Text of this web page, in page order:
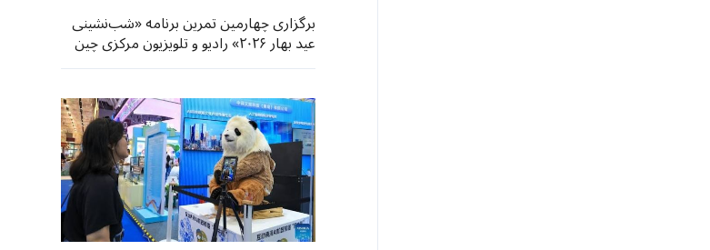
برگزاری چهارمین تمرین برنامه «شب‌نشینی
عید بهار ۲۰۲۶» رادیو و تلویزیون مرکزی چین